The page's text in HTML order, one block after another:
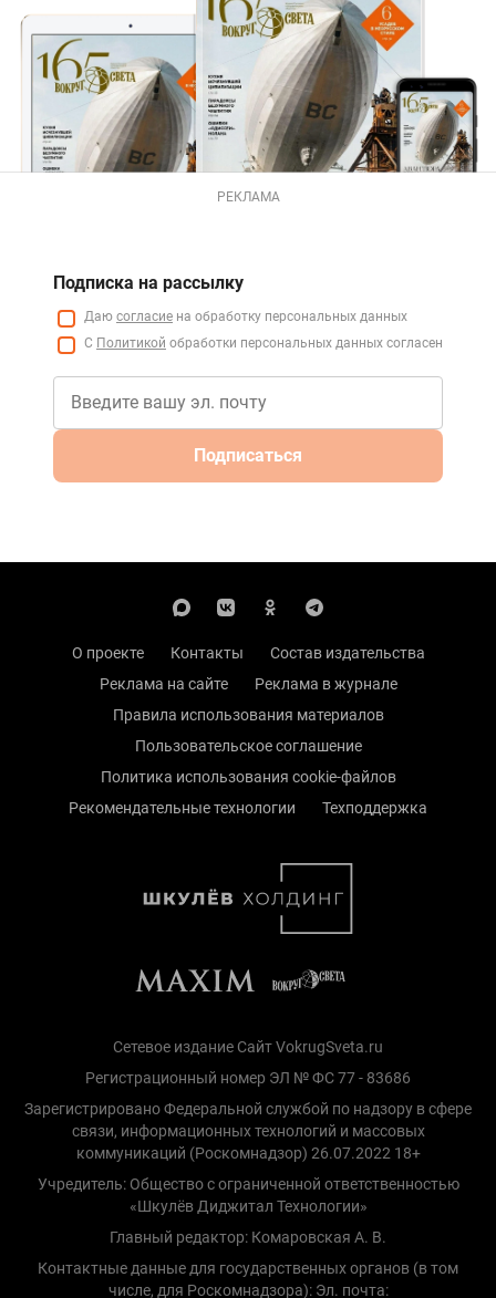
РЕКЛАМА
Подписка на рассылку
Даю согласие на обработку персональных данных
С Политикой обработки персональных данных согласен
Подписаться
О проекте Контакты
Состав издательства
Реклама на сайте
Реклама в журнале
Правила использования материалов
Пользовательское соглашение
Политика использования cookie-файлов
Рекомендательные технологии
Техподдержка
Сетевое издание Сайт VokrugSveta.ru
Регистрационный номер ЭЛ № ФС 77 - 83686
Зарегистрировано Федеральной службой по надзору в сфере
связи, информационных технологий и массовых
коммуникаций (Роскомнадзор) 26.07.2022 18+
Учредитель: Общество с ограниченной ответственностью
«Шкулёв Диджитал Технологии»
Главный редактор: Комаровская А. В.
Контактные данные для государственных органов (в том
числе, для Роскомнадзора): Эл. почта: